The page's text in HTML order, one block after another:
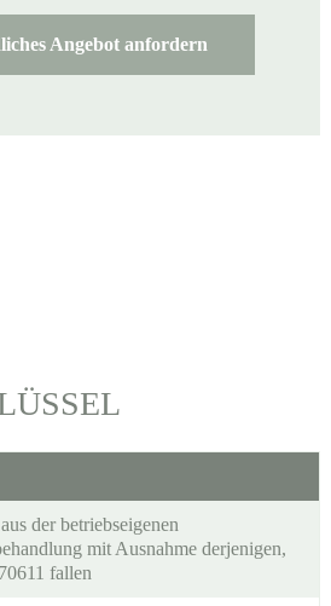
Angebot anfordern
der betriebseigenen
mit Ausnahme derjenigen,
fallen